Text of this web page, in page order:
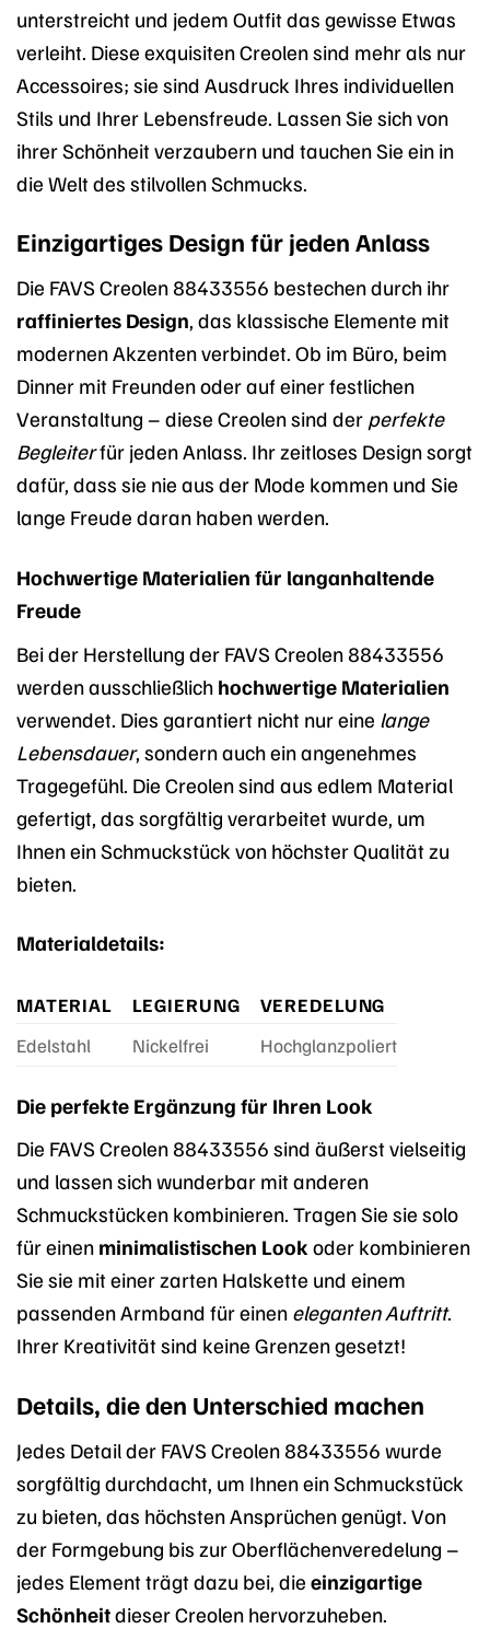
unterstreicht und jedem Outfit das gewisse Etwas
verleiht. Diese exquisiten Creolen sind mehr als nur
Accessoires; sie sind Ausdruck Ihres individuellen
Stils und Ihrer Lebensfreude. Lassen Sie sich von
ihrer Schönheit verzaubern und tauchen Sie ein in
die Welt des stilvollen Schmucks.
Einzigartiges Design für jeden Anlass
Die FAVS Creolen 88433556 bestechen durch ihr
raffiniertes Design, das klassische Elemente mit
modernen Akzenten verbindet. Ob im Büro, beim
Dinner mit Freunden oder auf einer festlichen
Veranstaltung – diese Creolen sind der perfekte
Begleiterfür jeden Anlass. Ihr zeitloses Design sorgt
dafür, dass sie nie aus der Mode kommen und Sie
lange Freude daran haben werden.
Hochwertige Materialien für langanhaltende
Freude
Bei der Herstellung der FAVS Creolen 88433556
werden ausschließlich hochwertige Materialien
verwendet. Dies garantiert nicht nur eine lange
Lebensdauer, sondern auch ein angenehmes
Tragegefühl. Die Creolen sind aus edlem Material
gefertigt, das sorgfältig verarbeitet wurde, um
Ihnen ein Schmuckstück von höchster Qualität zu
bieten.
Materialdetails:
MATERIAL LEGIERUNG
VEREDELUNG
Edelstahl
Nickelfrei Hochglanzpoliert
Die perfekte Ergänzung für Ihren Look
Die FAVS Creolen 88433556 sind äußerst vielseitig
und lassen sich wunderbar mit anderen
Schmuckstücken kombinieren. Tragen Sie sie solo
für einen minimalistischen Look oder kombinieren
Sie sie mit einer zarten Halskette und einem
passenden Armband für einen eleganten Auftritt.
Ihrer Kreativität sind keine Grenzen gesetzt!
Details, die den Unterschied machen
Jedes Detail der FAVS Creolen 88433556 wurde
sorgfältig durchdacht, um Ihnen ein Schmuckstück
zu bieten, das höchsten Ansprüchen genügt. Von
der Formgebung bis zur Oberflächenveredelung –
jedes Element trägt dazu bei, die einzigartige
Schönheitdieser Creolen hervorzuheben.